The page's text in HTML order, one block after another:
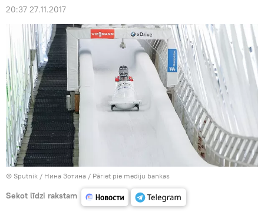
20:37 27.11.2017
© Sputnik / Нина Зотина / Pāriet pie mediju bankas
Sekot līdzi rakstam